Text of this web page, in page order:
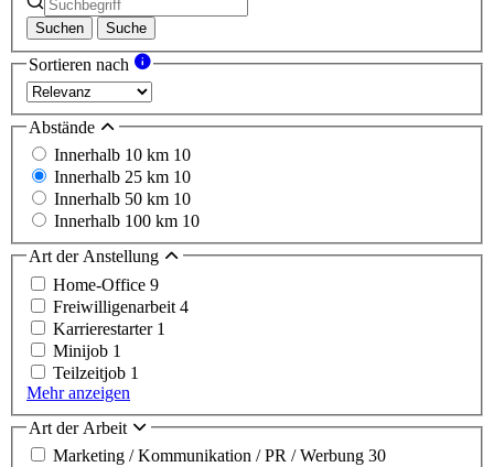
Suchen Suche
Sortieren nach
Abstände
Innerhalb 10 km 10
Innerhalb 25 km 10
Innerhalb 50 km 10
Innerhalb 100 km 10
Art der Anstellung
Home-Office 9
Freiwilligenarbeit 4
Karrierestarter 1
Minijob 1
Teilzeitjob 1
Mehr anzeigen
Art der Arbeit
Marketing / Kommunikation / PR / Werbung 30